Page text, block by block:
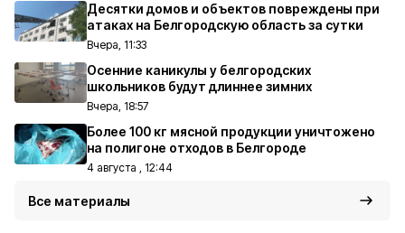
Десятки домов и объектов повреждены при
атаках на Белгородскую область за сутки
Вчера, 11:33
Осенние каникулы у белгородских
школьников будут длиннее зимних
Вчера, 18:57
Более 100 кг мясной продукции уничтожено
на полигоне отходов в Белгороде
4 августа , 12:44
Все материалы